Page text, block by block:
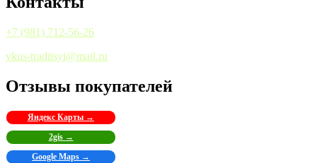
+7 (981) 712-56-26
vkus-traditsyi@mail.ru
Отзывы покупателей
Яндекс Карты →
2gis →
Google Maps →